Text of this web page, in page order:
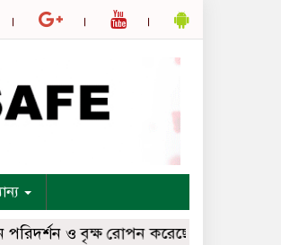
ও বৃক্ষ রোপন করেছেন ঈশ্বরদীতে